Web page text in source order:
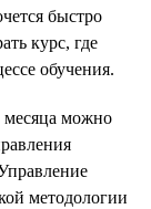
быстро
курс, где
обучения.
можно
методологии